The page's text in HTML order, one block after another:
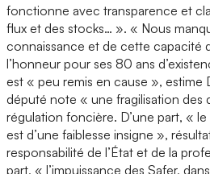
fonctionne avec transparence et
flux et des stocks… ». « Nous
connaissance et de cette capacité
l’honneur pour ses 80 ans
est « peu remis en cause », estime
député note « une fragilisation des
régulation foncière. D’une part, «
est d’une faiblesse insigne »,
responsabilité de l’État et de la
part, « l’impuissance des Safer,